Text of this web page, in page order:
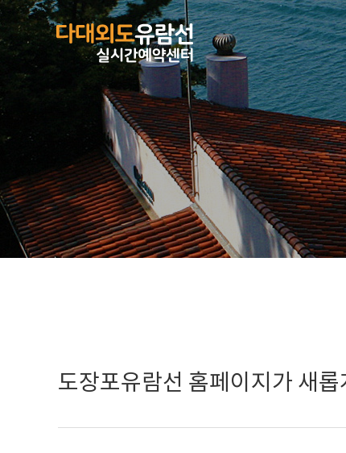
도장포유람선 홈페이지가 새